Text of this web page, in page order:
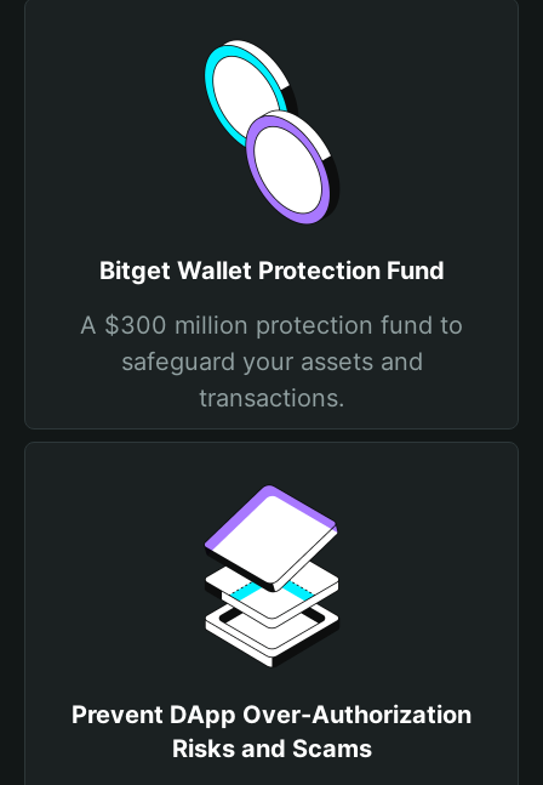
Bitget Wallet Protection Fund
A $300 million protection fund to
safeguard your assets and
transactions.
Prevent DApp Over-Authorization
Risks and Scams